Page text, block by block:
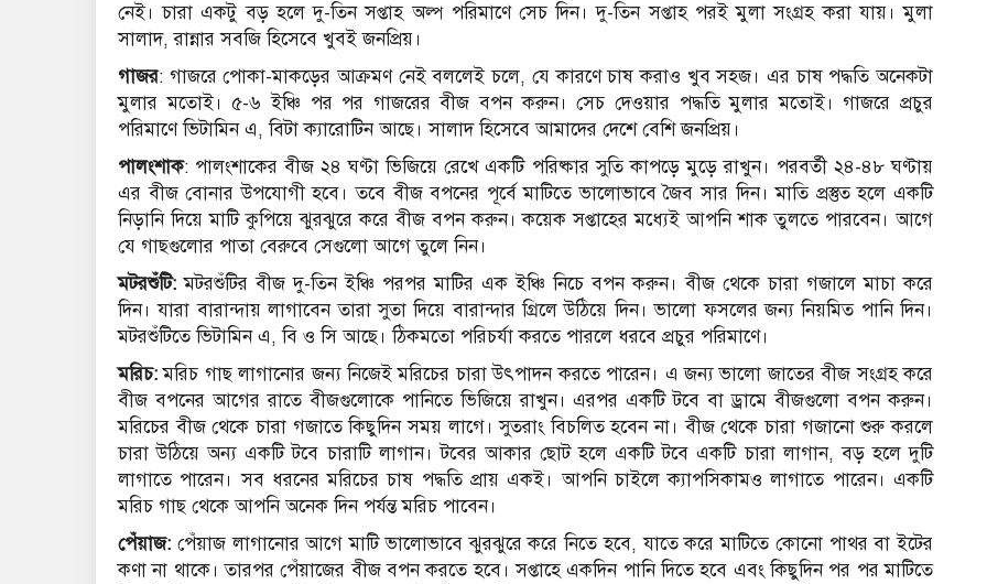
নেই। চারা একটু বড় হলে দু-তিন সপ্তাহ অল্প পরিমাণে সেচ দিন। দু-তিন সপ্তাহ পরই মুলা সংগ্রহ করা যায়। মুলা
সালাদ, রান্নার সবজি হিসেবে খুবই জনপ্রিয়।
গাজর: গাজরে পোকা-মাকড়ের আক্রমণ নেই বললেই চলে, যে কারণে চাষ করাও খুব সহজ। এর চাষ পদ্ধতি অনেকটা
মুলার মতোই। ৫-৬ ইঞ্চি পর পর গাজরের বীজ বপন করুন। সেচ দেওয়ার পদ্ধতি মুলার মতোই। গাজরে প্রচুর
পরিমাণে ভিটামিন এ, বিটা ক্যারোটিন আছে। সালাদ হিসেবে আমাদের দেশে বেশি জনপ্রিয়।
পালংশাক: পালংশাকের বীজ ২৪ ঘণ্টা ভিজিয়ে রেখে একটি পরিষ্কার সুতি কাপড়ে মুড়ে রাখুন। পরবর্তী ২৪-৪৮ ঘণ্টায়
এর বীজ বোনার উপযোগী হবে। তবে বীজ বপনের পূর্বে মাটিতে ভালোভাবে জৈব সার দিন। মাতি প্রস্তুত হলে একটি
নিড়ানি দিয়ে মাটি কুপিয়ে ঝুরঝুরে করে বীজ বপন করুন। কয়েক সপ্তাহের মধ্যেই আপনি শাক তুলতে পারবেন। আগে
যে গাছগুলোর পাতা বেরুবে সেগুলো আগে তুলে নিন।
মটরশুঁটি: মটরশুঁটির বীজ দু-তিন ইঞ্চি পরপর মাটির এক ইঞ্চি নিচে বপন করুন। বীজ থেকে চারা গজালে মাচা করে
দিন। যারা বারান্দায় লাগাবেন তারা সুতা দিয়ে বারান্দার গ্রিলে উঠিয়ে দিন। ভালো ফসলের জন্য নিয়মিত পানি দিন।
মটরশুঁটিতে ভিটামিন এ, বি ও সি আছে। ঠিকমতো পরিচর্যা করতে পারলে ধরবে প্রচুর পরিমাণে।
মরিচ:মরিচ গাছ লাগানোর জন্য নিজেই মরিচের চারা উৎপাদন করতে পারেন। এ জন্য ভালো জাতের বীজ সংগ্রহ করে
বীজ বপনের আগের রাতে বীজগুলোকে পানিতে ভিজিয়ে রাখুন। এরপর একটি টবে বা ড্রামে বীজগুলো বপন করুন।
মরিচের বীজ থেকে চারা গজাতে কিছুদিন সময় লাগে। সুতরাং বিচলিত হবেন না। বীজ থেকে চারা গজানো শুরু করলে
চারা উঠিয়ে অন্য একটি টবে চারাটি লাগান। টবের আকার ছোট হলে একটি টবে একটি চারা লাগান, বড় হলে দুটি
লাগাতে পারেন। সব ধরনের মরিচের চাষ পদ্ধতি প্রায় একই। আপনি চাইলে ক্যাপসিকামও লাগাতে পারেন। একটি
মরিচ গাছ থেকে আপনি অনেক দিন পর্যন্ত মরিচ পাবেন।
পেঁয়াজ: পেঁয়াজ লাগানোর আগে মাটি ভালোভাবে ঝুরঝুরে করে নিতে হবে, যাতে করে মাটিতে কোনো পাথর বা ইটের
কণা না থাকে। তারপর পেঁয়াজের বীজ বপন করতে হবে। সপ্তাহে একদিন পানি দিতে হবে এবং কিছুদিন পর পর মাটিতে